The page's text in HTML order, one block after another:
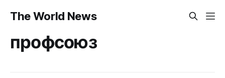
The World News
профсоюз